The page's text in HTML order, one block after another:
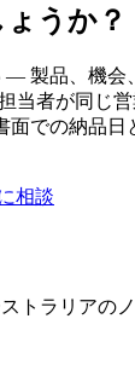
うか？
製品、機会
当者が同じ
面での納品日
相談
トラリアの